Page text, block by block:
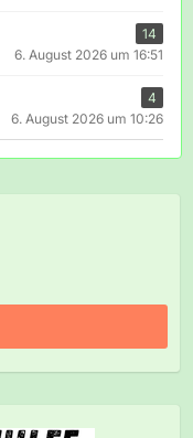
14
6. August 2026 um 16:51
4
6. August 2026 um 10:26